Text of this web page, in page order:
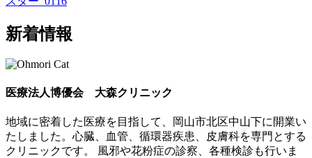
新着情報
医療法人博優会 大森クリニック
地域に密着した医療を目指して、岡山市北区中山下に開業い
たしました。心臓、血管、循環器疾患、皮膚科を専門とする
クリニックです。 風邪や花粉症の診察、各種検診も行いま